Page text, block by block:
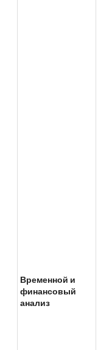
Временной и
финансовый
анализ